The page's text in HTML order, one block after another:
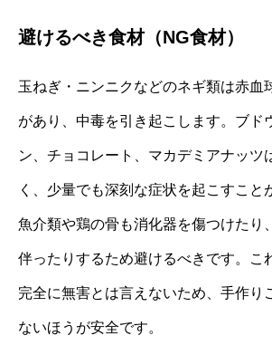
避けるべき食材（NG食材）
玉ねぎ・ニンニクなどのネギ類は赤血
があり、中毒を引き起こします。ブド
ン、チョコレート、マカデミアナッツ
く、少量でも深刻な症状を起こすこと
魚介類や鶏の骨も消化器を傷つけたり
伴ったりするため避けるべきです。こ
完全に無害とは言えないため、手作り
ないほうが安全です。